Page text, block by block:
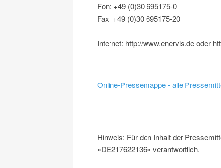
Fon: +49 (0)30 695175-0
Fax: +49 (0)30 695175-20
Internet: http://www.enervis.de oder
Online-Pressemappe - alle
Hinweis: Für den Inhalt der
»DE217622136« verantwortlich.